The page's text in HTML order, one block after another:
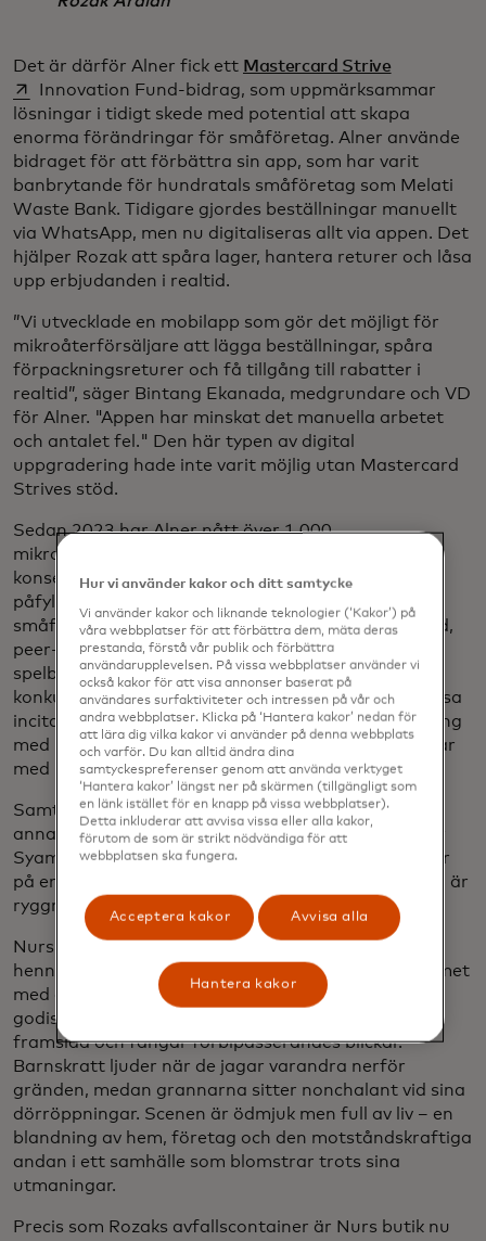
Det är därför Alner fick ett Mastercard Striveopens in a
Innovation Fund-bidrag, som uppmärksammar
lösningar i tidigt skede med potential att skapa
enorma förändringar för småföretag. Alner använde
bidraget för att förbättra sin app, som har varit
banbrytande för hundratals småföretag som Melati
Waste Bank. Tidigare gjordes beställningar manuellt
via WhatsApp, men nu digitaliseras allt via appen. Det
hjälper Rozak att spåra lager, hantera returer och låsa
upp erbjudanden i realtid.
”Vi utvecklade en mobilapp som gör det möjligt för
mikroåterförsäljare att lägga beställningar, spåra
förpackningsreturer och få tillgång till rabatter i
realtid”, säger Bintang Ekanada, medgrundare och VD
för Alner. "Appen har minskat det manuella arbetet
och antalet fel." Den här typen av digital
uppgradering hade inte varit möjlig utan Mastercard
Strives stöd.
Sedan 2023 har Alner nått över 1 000
mikroåterförsäljare i Jakarta, varav fler än 200
konsekvent använder appen för att hitta
påfyllningsbara produkter. Alner har stöttat sina
småföretagskunder med utbildning, personligt stöd,
peer-to-peer-lärande, webbseminarier och
spelbaserade funktioner, där återförsäljare kan
konkurrera om bättre rabatter och belöningar. Dessa
incitament har lett till en ökning av app-engagemang
med 20 % och en ökning av returer av förpackningar
med 10 %.
Samtidigt, i Cipete Selatan i Jakarta, blomstrar ett
annat litet företag med Alners stöd. I 15 år har Nur
Syamsiah sålt snacks och vardagliga förnödenheter
på en warung – de små, familjeägda butikerna som är
ryggraden i Indonesiens lokala ekonomier.
Nurs butik är en liten butik inbäddad i hjärtat av
hennes hem, som förbinder köket och vardagsrummet
med den smala gränden utanför. Färgglada
godispapper och snackspaket hänger från husets
framsida och fångar förbipasserandes blickar.
Barnskratt ljuder när de jagar varandra nerför
gränden, medan grannarna sitter nonchalant vid sina
dörröppningar. Scenen är ödmjuk men full av liv – en
blandning av hem, företag och den motståndskraftiga
andan i ett samhälle som blomstrar trots sina
utmaningar.
Precis som Rozaks avfallscontainer är Nurs butik nu
Hur vi använder kakor och ditt samtycke
Vi använder kakor och liknande teknologier (‘Kakor’) på
våra webbplatser för att förbättra dem, mäta deras
prestanda, förstå vår publik och förbättra
användarupplevelsen. På vissa webbplatser använder vi
också kakor för att visa annonser baserat på
användares surfaktiviteter och intressen på vår och
andra webbplatser. Klicka på ‘Hantera kakor’ nedan för
att lära dig vilka kakor vi använder på denna webbplats
och varför. Du kan alltid ändra dina
samtyckespreferenser genom att använda verktyget
‘Hantera kakor’ längst ner på skärmen (tillgängligt som
en länk istället för en knapp på vissa webbplatser).
Detta inkluderar att avvisa vissa eller alla kakor,
förutom de som är strikt nödvändiga för att
webbplatsen ska fungera.
Acceptera kakor Avvisa alla
Hantera kakor